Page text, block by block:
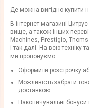
Де можна вигідно купити
В інтернет магазині
вище, а також інших
Machines, Prestigio,
і так далі. На всю техніку
ми пропонуємо:
Оформити розстрочку
Можливість забрати
доставкою.
Накопичувальні